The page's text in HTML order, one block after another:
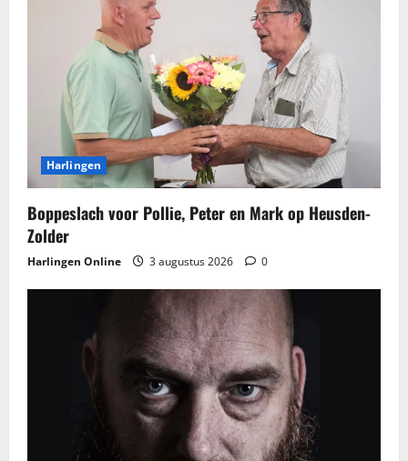
Harlingen
Boppeslach voor Pollie, Peter en Mark op Heusden-
Zolder
Harlingen Online 3 augustus 2026 0